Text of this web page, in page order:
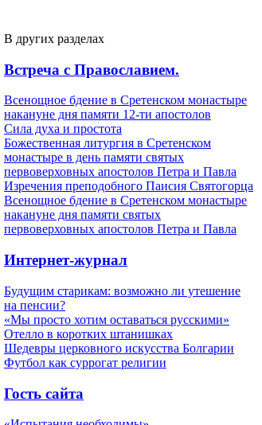
В других разделах
Встреча с Православием.
Всенощное бдение в Сретенском монастыре
накануне дня памяти 12-ти апостолов
Сила духа и простота
Божественная литургия в Сретенском
монастыре в день памяти святых
первоверховных апостолов Петра и Павла
Изречения преподобного Паисия Святогорца
Всенощное бдение в Сретенском монастыре
накануне дня памяти святых
первоверховных апостолов Петра и Павла
Интернет-журнал
Будущим старикам: возможно ли утешение
на пенсии?
«Мы просто хотим оставаться русскими»
Отелло в коротких штанишках
Шедевры церковного искусства Болгарии
Футбол как суррогат религии
Гость сайта